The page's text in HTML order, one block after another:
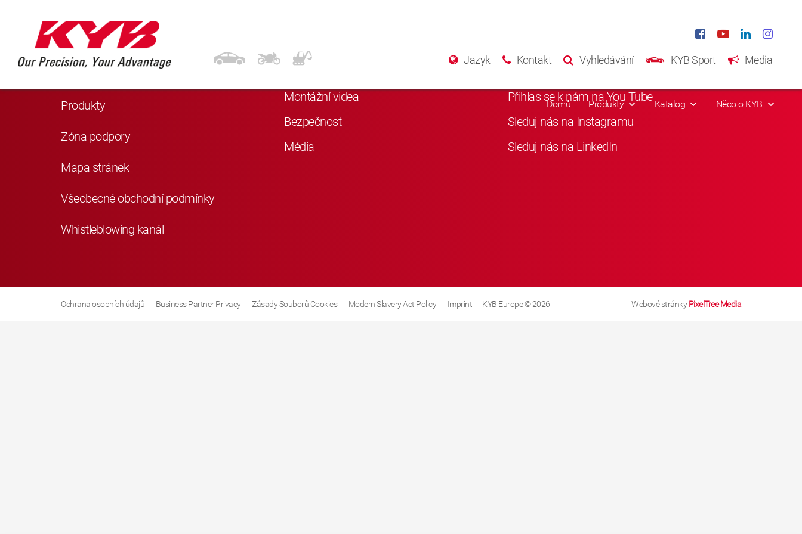
Jazyk Kontakt Vyhledávání KYB Sport Media
Domů Produkty Katalog Něco o KYB
Navigace
Produkty
Zóna podpory
Mapa stránek
Všeobecné obchodní podmínky
Whistleblowing kanál
Montážní videa
Bezpečnost
Média
Přihlas se k nám na You Tube
Sleduj nás na Instagramu
Sleduj nás na LinkedIn
Ochrana osobních údajů Business Partner Privacy Zásady Souborů Cookies Modern Slavery Act Policy Imprint KYB Europe © 2026 Webové stránkyPixelTree Media